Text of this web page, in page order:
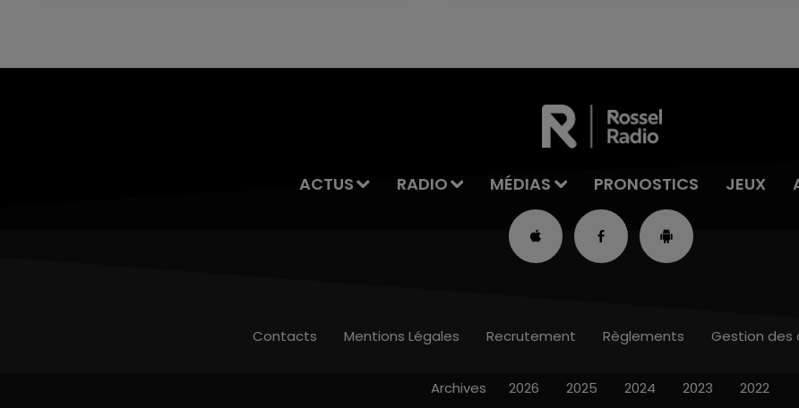
ACTUS RADIO MÉDIAS PRONOSTICS JEUX
Contacts Mentions Légales Recrutement Règlements Gestion des
Archives 2026 2025 2024 2023 2022